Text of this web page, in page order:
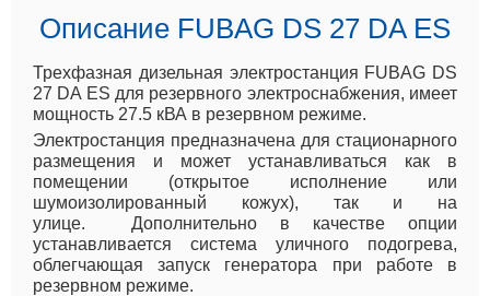
Описание FUBAG DS 27 DA ES
Трехфазная дизельная электростанция FUBAG DS
27 DA ES для резервного электроснабжения, имеет
мощность 27.5 кВА в резервном режиме.
Электростанция предназначена для стационарного
размещения и может устанавливаться как в
помещении (открытое исполнение или
шумоизолированный кожух), так и на
улице. Дополнительно в качестве опции
устанавливается система уличного подогрева,
облегчающая запуск генератора при работе в
резервном режиме.